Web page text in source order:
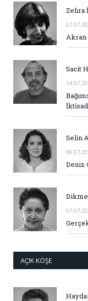
Zehra
Akran
Sacit
Selin
Deniz
AÇIK KÖŞE